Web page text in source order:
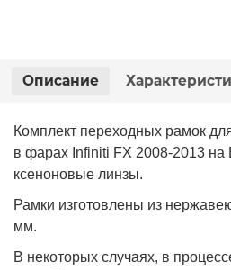
Описание
Комплект переходных рамок
в фарах Infiniti FX 2008-2013 на
ксеноновые линзы.
Рамки изготовлены из
мм.
В некоторых случаях, в